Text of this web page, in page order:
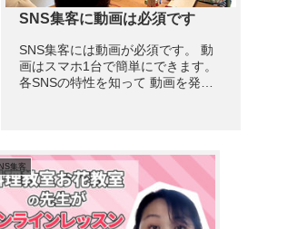
SNS集客に動画は必須です
SNS集客には動画が必須です。 動
画はスマホ1台で簡単にできます。
各SNSの特性を知って 動画を発信
画を...
集客